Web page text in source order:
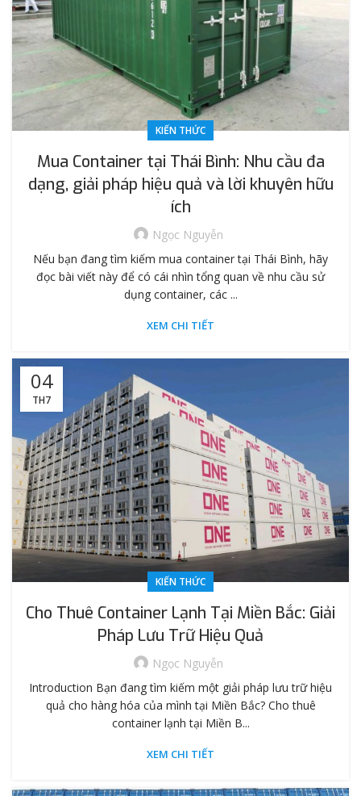
KIẾN THỨC
Mua Container tại Thái Bình: Nhu cầu đa
dạng, giải pháp hiệu quả và lời khuyên hữu
ích
Ngọc Nguyễn
Nếu bạn đang tìm kiếm mua container tại Thái Bình, hãy
đọc bài viết này để có cái nhìn tổng quan về nhu cầu sử
dụng container, các ...
XEM CHI TIẾT
04
TH7
KIẾN THỨC
Cho Thuê Container Lạnh Tại Miền Bắc: Giải
Pháp Lưu Trữ Hiệu Quả
Ngọc Nguyễn
Introduction Bạn đang tìm kiếm một giải pháp lưu trữ hiệu
quả cho hàng hóa của mình tại Miền Bắc? Cho thuê
container lạnh tại Miền B...
XEM CHI TIẾT